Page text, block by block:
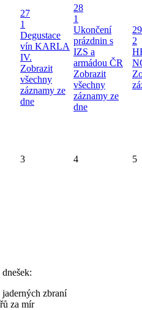
27
1
Degustace
vín KARLA
IV.
Zobrazit
všechny
záznamy ze
dne
28
1
Ukončení
prázdnin s
IZS a
armádou ČR
Zobrazit
všechny
záznamy ze
dne
29
2
3 4 5
jaderných zbraní
za mír